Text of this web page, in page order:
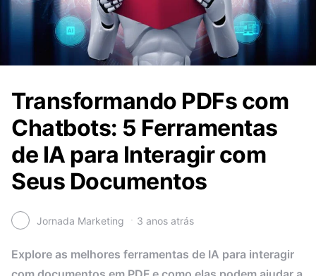
Transformando PDFs com
Chatbots: 5 Ferramentas
de IA para Interagir com
Seus Documentos
Jornada Marketing 3 anos atrás
Explore as melhores ferramentas de IA para interagir